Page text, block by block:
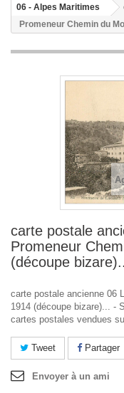
06 - Alpes Maritimes
Promeneur Chemin du
carte postale
Promeneur
(découpe
carte postale ancienne 06
1914 (découpe bizare)... -
cartes postales vendues
Tweet Partager
Envoyer à un ami